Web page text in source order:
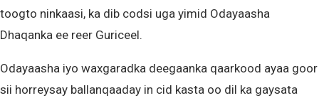
toogto ninkaasi, ka dib codsi uga yimid Odayaasha
Dhaqanka ee reer Guriceel.
Odayaasha iyo waxgaradka deegaanka qaarkood ayaa goor
sii horreysay ballanqaaday in cid kasta oo dil ka gaysata